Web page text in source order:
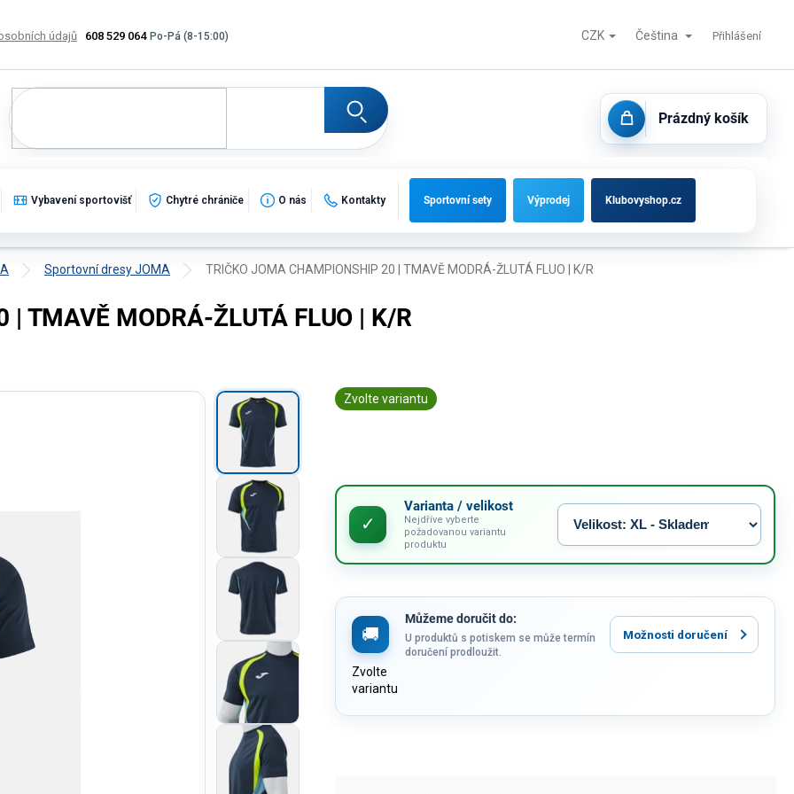
608 529 064
údajů Výměna, vrácení a reklamace zboží Fotbalové branky, střídačky a vybavení hřišť Kontakty
CZK Čeština Přihlášení
NÁKUPNÍ
KOŠÍK
Prázdný košík
Vybavení sportovišť Chytré chrániče O nás Kontakty Sportovní sety Výprodej Klubovyshop.cz
Sportovní dresy JOMA TRIČKO JOMA CHAMPIONSHIP 20 | TMAVĚ MODRÁ-ŽLUTÁ FLUO | K/R
TMAVĚ MODRÁ-ŽLUTÁ FLUO | K/R
Zvolte variantu
Varianta / velikost
Nejdříve vyberte
požadovanou variantu
produktu
Můžeme doručit do:
Zvolte
variantu
U produktů s potiskem se může termín
doručení prodloužit.
Možnosti doručení